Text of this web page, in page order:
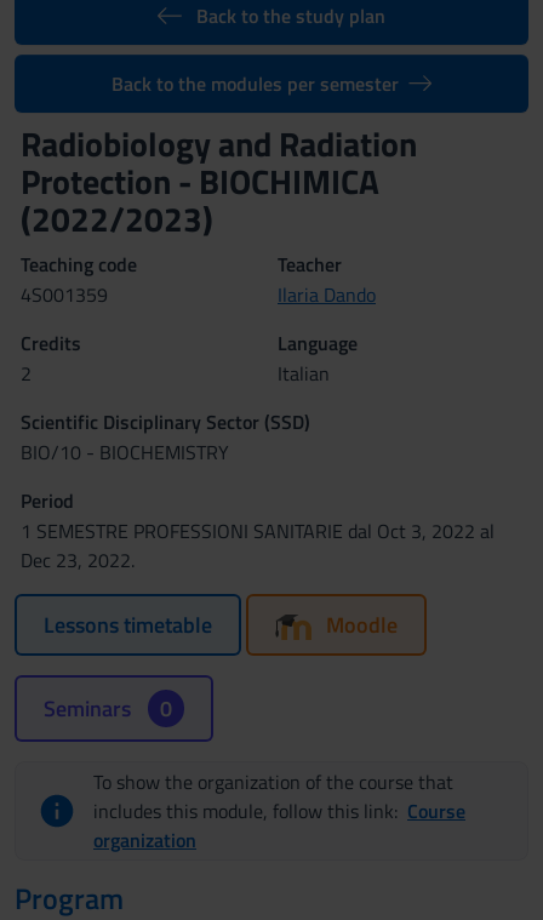
Back to the study plan
Back to the modules per semester
Radiobiology and Radiation
Protection - BIOCHIMICA
(2022/2023)
Teaching code
4S001359
Teacher
Ilaria Dando
Credits
2
Language
Italian
Scientific Disciplinary Sector (SSD)
BIO/10 - BIOCHEMISTRY
Period
1 SEMESTRE PROFESSIONI SANITARIE dal Oct 3, 2022 al
Dec 23, 2022.
Lessons timetable Moodle
Seminars 0
To show the organization of the course that
includes this module, follow this link: Course
organization
Program